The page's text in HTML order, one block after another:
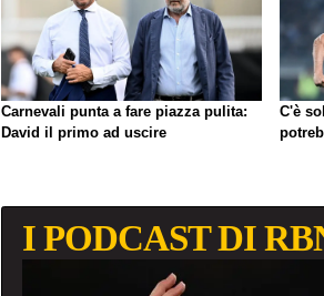
Carnevali punta a fare piazza pulita:
David il primo ad uscire
C'è
I PODCAST DI